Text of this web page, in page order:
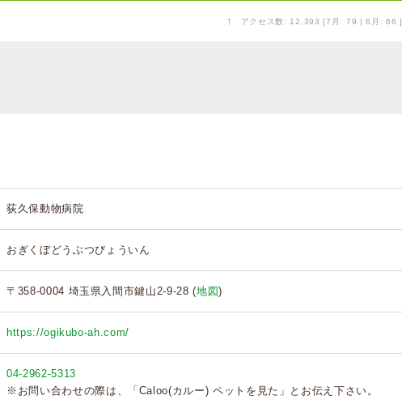
↑ アクセス数: 12,393 [7月: 79 | 6月: 66 ]
荻久保動物病院
おぎくぼどうぶつびょういん
〒358-0004 埼玉県入間市鍵山2-9-28 (地図)
https://ogikubo-ah.com/
04-2962-5313
※お問い合わせの際は、「Caloo(カルー) ペットを見た」とお伝え下さい。